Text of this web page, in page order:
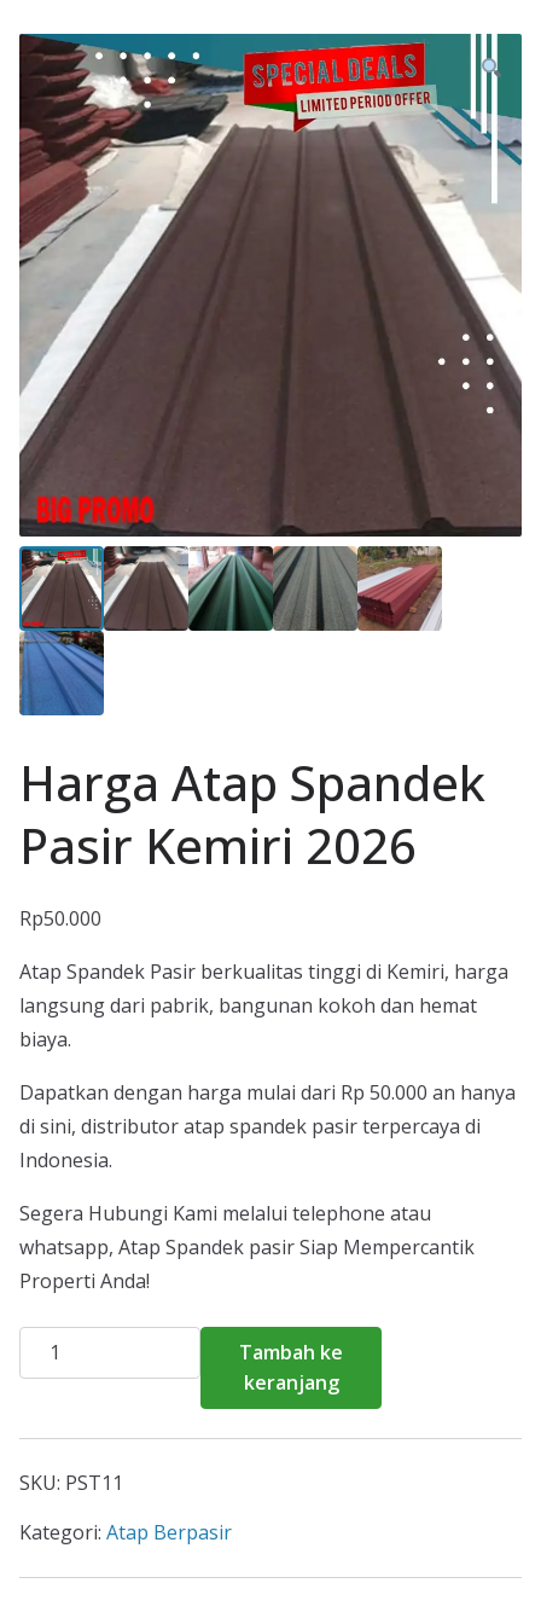
Harga Atap Spandek
Pasir Kemiri 2026
Rp50.000
Atap Spandek Pasir berkualitas tinggi di Kemiri, harga
langsung dari pabrik, bangunan kokoh dan hemat
biaya.
Dapatkan dengan harga mulai dari Rp 50.000 an hanya
di sini, distributor atap spandek pasir terpercaya di
Indonesia.
Segera Hubungi Kami melalui telephone atau
whatsapp, Atap Spandek pasir Siap Mempercantik
Properti Anda!
Kuantitas
Harga
Kemiri
2026
Tambah ke
keranjang
SKU: PST11
Kategori: Atap Berpasir